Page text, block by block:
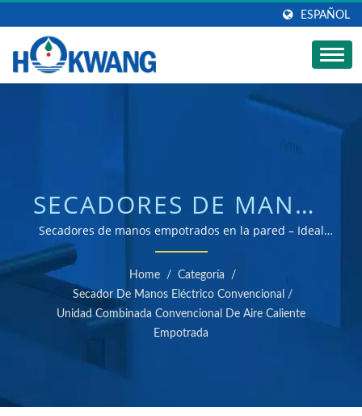
ESPAÑOL
SECADORES DE MANOS
Y UNIDAD COMBINADA
EMPOTRADA EN LA
PARED | FABRICANTE
DE DISPENSADORES DE
JABÓN DE ACERO
INOXIDABLE |
Secadores de manos empotrados en la pared – Ideal
para renovación y proyectos / Fabricante de secadores
de manos y dispensadores de jabón certificados por ISO
9001 y 14001
Home / Categoría
/
Secador De Manos Eléctrico Convencional
/
Unidad Combinada Convencional De Aire Caliente
Empotrada